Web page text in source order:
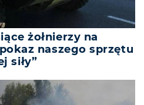
żołnierzy na
naszego sprzętu
siły”